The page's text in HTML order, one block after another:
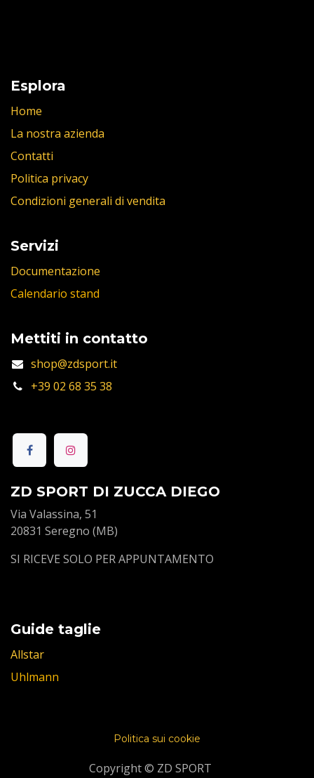
Esplora
Home
La nostra azienda
Contatti
Politica privacy
Condizioni generali di vendita
Servizi
Documentazione
Calendario stand
Mettiti in contatto
shop@zdsport.it
+39 02 68 35 38
ZD SPORT DI ZUCCA DIEGO
Via Valassina, 51
20831 Seregno (MB)
SI RICEVE SOLO PER APPUNTAMENTO
Guide taglie
Allstar
Uhlmann
Politica sui cookie
Copyright © ZD SPORT